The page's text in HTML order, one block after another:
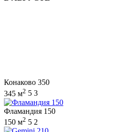
Конаково 350
345 м2 5 3
Фламандия 150
150 м2 5 2